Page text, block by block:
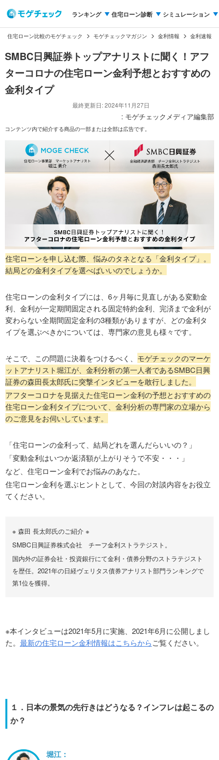
ランキング 住宅ローン診断 シミュレーション
住宅ローン比較のモゲチェック モゲチェックマガジン 金利情報 金利速報
SMBC日興証券トップアナリストに聞く！アフ
ターコロナの住宅ローン金利予想とおすすめの
金利タイプ
最終更新日: 2024年11月27日
: モゲチェックメディア編集部
コンテンツ内で紹介する商品の一部または全部は広告です。
住宅ローンを申し込む際、悩みのタネとなる「金利タイプ」。
結局どの金利タイプを選べばいいのでしょうか。
住宅ローンの金利タイプには、6ヶ月毎に見直しがある変動金
利、金利が一定期間固定される固定特約金利、完済まで金利が
変わらない全期間固定金利の3種類がありますが、どの金利タ
イプを選ぶべきかについては、専門家の意見も様々です。
そこで、この問題に決着をつけるべく、 モゲチェックのマーケ
ットアナリスト堀江が、金利分析の第一人者であるSMBC日興
証券の森田長太郎氏に突撃インタビューを敢行しました。
アフターコロナを見据えた住宅ローン金利の予想とおすすめの
住宅ローン金利タイプについて、金利分析の専門家の立場から
のご意見をお伺いしています。
「住宅ローンの金利って、結局どれを選んだらいいの？」
「変動金利はいつか返済額が上がりそうで不安・・・」
など、住宅ローン金利でお悩みのあなた。
住宅ローン金利を選ぶヒントとして、今回の対談内容をお役立
てください。
※ 森田 長太郎氏のご紹介 ※
SMBC日興証券株式会社 チーフ金利ストラテジスト。
国内外の証券会社・投資銀行にて金利・債券分野のストラテジスト
を歴任。2021年の日経ヴェリタス債券アナリスト部門ランキングで
第1位を獲得。
※本インタビューは2021年5月に実施、2021年6月に公開しまし
た。 最新の住宅ローン金利情報はこちらからご覧ください。
１．日本の景気の先行きはどうなる？インフレは起こるの
か？
堀江：